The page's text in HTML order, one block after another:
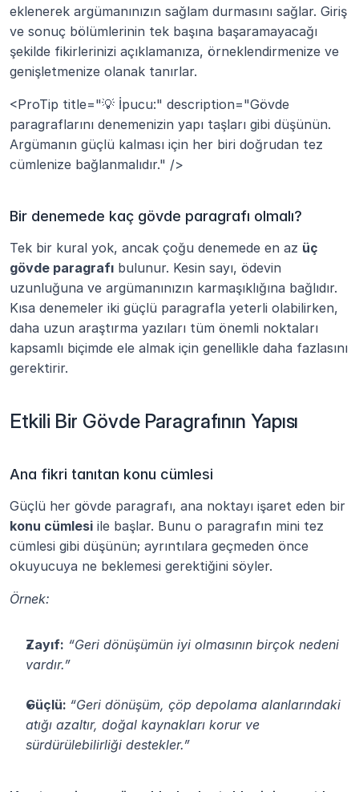
eklenerek argümanınızın sağlam durmasını sağlar. Giriş
ve sonuç bölümlerinin tek başına başaramayacağı
şekilde fikirlerinizi açıklamanıza, örneklendirmenize ve
genişletmenize olanak tanırlar.
<ProTip title="💡 İpucu:" description="Gövde
paragraflarını denemenizin yapı taşları gibi düşünün.
Argümanın güçlü kalması için her biri doğrudan tez
cümlenize bağlanmalıdır." />
Bir denemede kaç gövde paragrafı olmalı?
Tek bir kural yok, ancak çoğu denemede en az üç
gövde paragrafı bulunur. Kesin sayı, ödevin
uzunluğuna ve argümanınızın karmaşıklığına bağlıdır.
Kısa denemeler iki güçlü paragrafla yeterli olabilirken,
daha uzun araştırma yazıları tüm önemli noktaları
kapsamlı biçimde ele almak için genellikle daha fazlasını
gerektirir.
Etkili Bir Gövde Paragrafının Yapısı
Ana fikri tanıtan konu cümlesi
konu cümlesi ile başlar. Bunu o paragrafın mini tez
cümlesi gibi düşünün; ayrıntılara geçmeden önce
okuyucuya ne beklemesi gerektiğini söyler.
Örnek:
Zayıf: “Geri dönüşümün iyi olmasının birçok nedeni
vardır.”
Güçlü: “Geri dönüşüm, çöp depolama alanlarındaki
atığı azaltır, doğal kaynakları korur ve
sürdürülebilirliği destekler.”